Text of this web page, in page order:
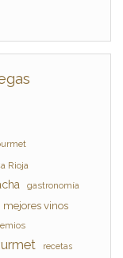
Rioja
gastronomía
mejores vinos
recetas